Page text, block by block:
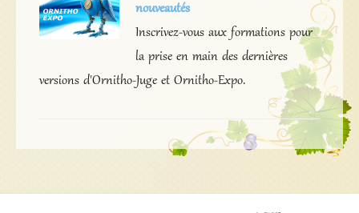
nouveautés
Inscrivez-vous aux formations pour
la prise en main des dernières
versions d'Ornitho-Juge et Ornitho-Expo.